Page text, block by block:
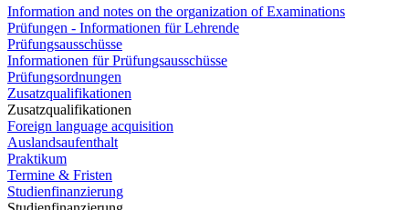
Information and notes on the organization of Examinations
Prüfungen - Informationen für Lehrende
Prüfungsausschüsse
Informationen für Prüfungsausschüsse
Prüfungsordnungen
Zusatzqualifikationen
Zusatzqualifikationen
Foreign language acquisition
Auslandsaufenthalt
Praktikum
Termine & Fristen
Studienfinanzierung